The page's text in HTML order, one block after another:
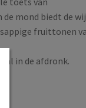
de mond biedt de
fruittonen
in de afdronk.